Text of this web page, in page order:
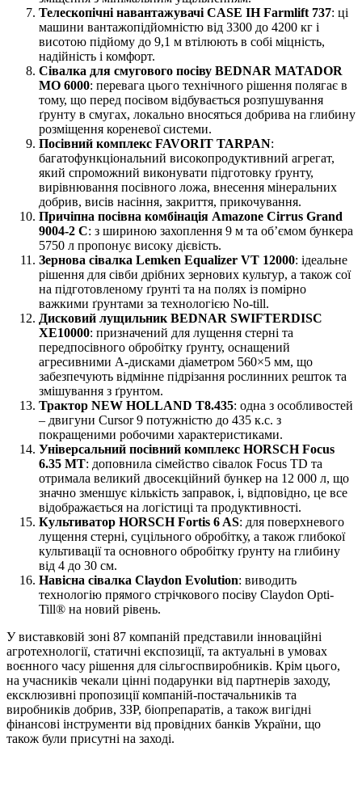
Телескопічні навантажувачі CASE IH Farmlift 737: ці
машини вантажопідйомністю від 3300 до 4200 кг і
висотою підйому до 9,1 м втілюють в собі міцність,
надійність і комфорт.
Сівалка для смугового посіву BEDNAR MATADOR
MO 6000: перевага цього технічного рішення полягає в
тому, що перед посівом відбувається розпушування
ґрунту в смугах, локально вносяться добрива на глибину
розміщення кореневої системи.
Посівний комплекс FAVORIT TARPAN:
багатофункціональний високопродуктивний агрегат,
який спроможний виконувати підготовку ґрунту,
вирівнювання посівного ложа, внесення мінеральних
добрив, висів насіння, закриття, прикочування.
Причіпна посівна комбінація Amazone Cirrus Grand
9004-2 C: з шириною захоплення 9 м та об’ємом бункера
5750 л пропонує високу дієвість.
Зернова сівалка Lemken Equalizer VT 12000: ідеальне
рішення для сівби дрібних зернових культур, а також сої
на підготовленому ґрунті та на полях із помірно
важкими ґрунтами за технологією No-till.
Дисковий лущильник BEDNAR SWIFTERDISC
XE10000: призначений для лущення стерні та
передпосівного обробітку ґрунту, оснащений
агресивними А-дисками діаметром 560×5 мм, що
забезпечують відмінне підрізання рослинних решток та
змішування з ґрунтом.
Трактор NEW HOLLAND T8.435: одна з особливостей
– двигуни Cursor 9 потужністю до 435 к.с. з
покращеними робочими характеристиками.
Універсальний посівний комплекс HORSCH Focus
6.35 MT: доповнила сімейство сівалок Focus TD та
отримала великий двосекційний бункер на 12 000 л, що
значно зменшує кількість заправок, і, відповідно, це все
відображається на логістиці та продуктивності.
Культиватор HORSCH Fortis 6 AS: для поверхневого
лущення стерні, суцільного обробітку, а також глибокої
культивації та основного обробітку ґрунту на глибину
від 4 до 30 см.
Навісна сівалка Claydon Evolution: виводить
технологію прямого стрічкового посіву Claydon Opti-
Till® на новий рівень.
У виставковій зоні 87 компаній представили інноваційні
агротехнології, статичні експозиції, та актуальні в умовах
воєнного часу рішення для сільгоспвиробників. Крім цього,
на учасників чекали цінні подарунки від партнерів заходу,
ексклюзивні пропозиції компаній-постачальників та
виробників добрив, ЗЗР, біопрепаратів, а також вигідні
фінансові інструменти від провідних банків України, що
також були присутні на заході.